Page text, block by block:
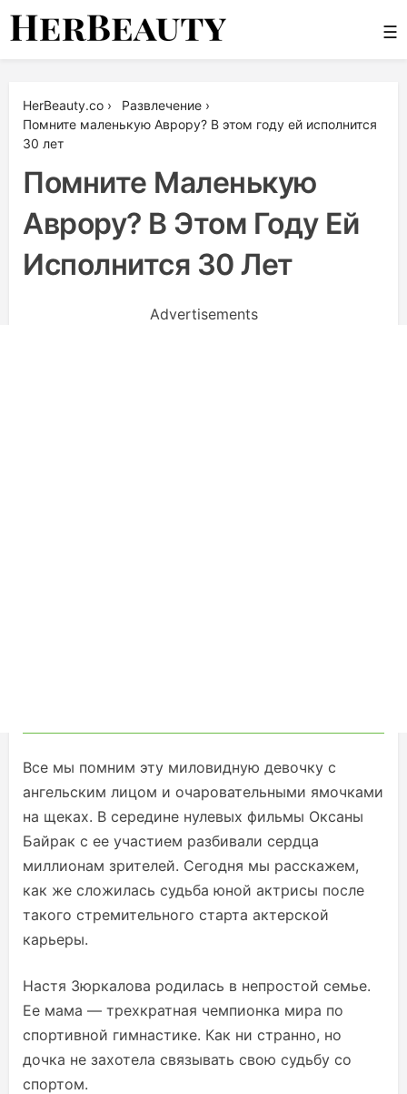
Skip
☰
HerBeauty.co › Развлечение ›
Помните маленькую Аврору? В этом году ей исполнится
30 лет
Помните Маленькую
Аврору? В Этом Году Ей
Исполнится 30 Лет
Advertisements
Все мы помним эту миловидную девочку с
ангельским лицом и очаровательными ямочками
на щеках. В середине нулевых фильмы Оксаны
Байрак с ее участием разбивали сердца
миллионам зрителей. Сегодня мы расскажем,
как же сложилась судьба юной актрисы после
такого стремительного старта актерской
карьеры.
Настя Зюркалова родилась в непростой семье.
Ее мама — трехкратная чемпионка мира по
спортивной гимнастике. Как ни странно, но
дочка не захотела связывать свою судьбу со
спортом.